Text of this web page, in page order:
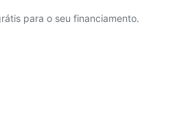
para o seu financiamento.